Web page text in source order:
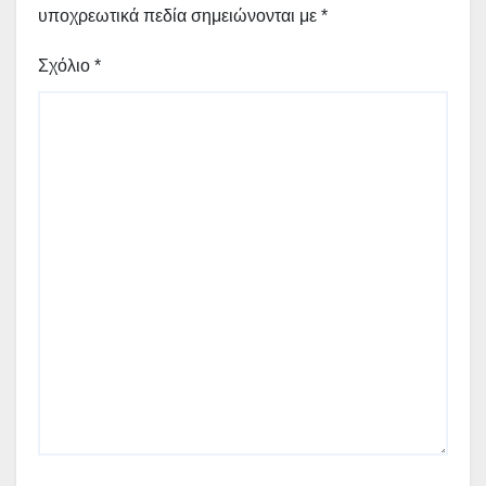
υποχρεωτικά πεδία σημειώνονται με *
Σχόλιο *